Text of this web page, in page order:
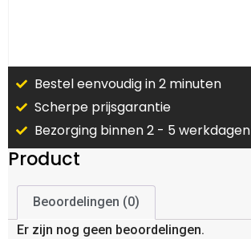
Bestel eenvoudig in 2 minuten
Scherpe prijsgarantie
Bezorging binnen 2 - 5 werkdagen
Product
Beoordelingen (0)
Er zijn nog geen beoordelingen.